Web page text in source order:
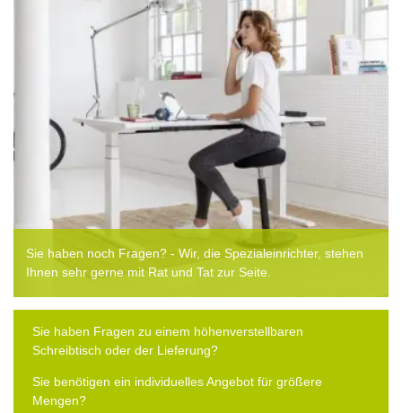
Sie haben noch Fragen? - Wir, die Spezialeinrichter, stehen
Ihnen sehr gerne mit Rat und Tat zur Seite.
Sie haben Fragen zu einem höhenverstellbaren
Schreibtisch oder der Lieferung?
Sie benötigen ein individuelles Angebot für größere
Mengen?